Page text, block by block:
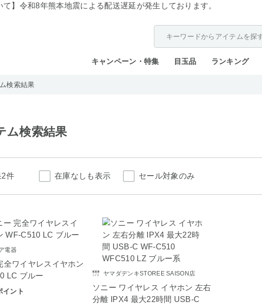
】 令和8年熊本地震による配送遅延が発生しております。
キャンペーン・特集 目玉品 ランキング
検索結果
ム検索結果
2件 在庫なしも表示 セール対象のみ
電器
全ワイヤレスイヤホン
LC ブルー
イント
ヤマダデンキSTOREE SAISON店
ソニー ワイヤレス イヤホン 左右
分離 IPX4 最大22時間 USB-C